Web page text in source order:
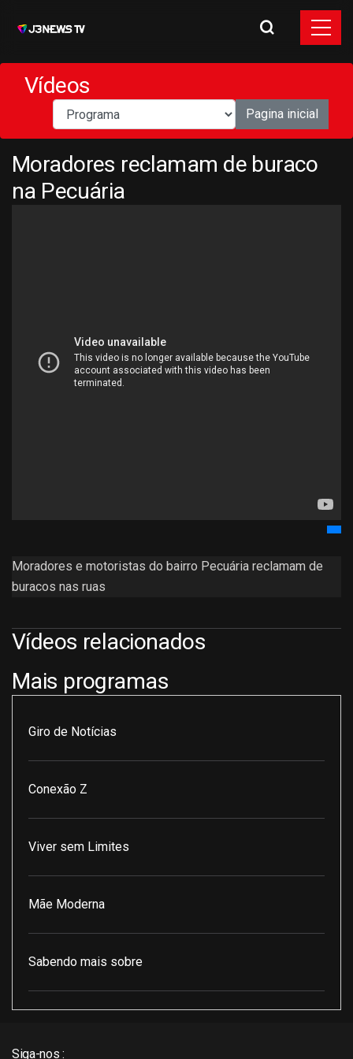
Vídeos
Pagina inicial
Moradores reclamam de buraco
na Pecuária
Moradores e motoristas do bairro Pecuária reclamam de
buracos nas ruas
Vídeos relacionados
Mais programas
Giro de Notícias
Conexão Z
Viver sem Limites
Mãe Moderna
Sabendo mais sobre
Siga-nos :